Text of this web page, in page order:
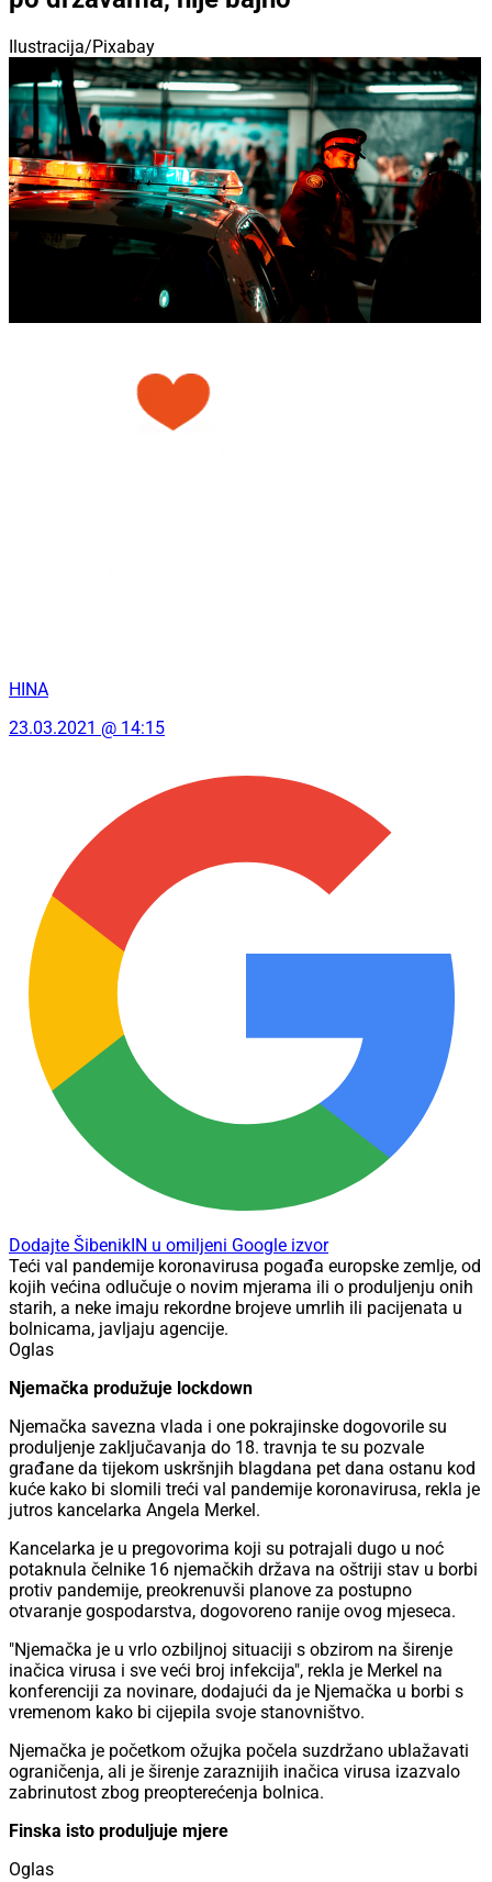
Ilustracija/Pixabay
HINA
23.03.2021 @ 14:15
Dodajte ŠibenikIN u omiljeni Google izvor
Teći val pandemije koronavirusa pogađa europske zemlje, od
kojih većina odlučuje o novim mjerama ili o produljenju onih
starih, a neke imaju rekordne brojeve umrlih ili pacijenata u
bolnicama, javljaju agencije.
Oglas
Njemačka produžuje lockdown
Njemačka savezna vlada i one pokrajinske dogovorile su
produljenje zaključavanja do 18. travnja te su pozvale
građane da tijekom uskršnjih blagdana pet dana ostanu kod
kuće kako bi slomili treći val pandemije koronavirusa, rekla je
jutros kancelarka Angela Merkel.
Kancelarka je u pregovorima koji su potrajali dugo u noć
potaknula čelnike 16 njemačkih država na oštriji stav u borbi
protiv pandemije, preokrenuvši planove za postupno
otvaranje gospodarstva, dogovoreno ranije ovog mjeseca.
"Njemačka je u vrlo ozbiljnoj situaciji s obzirom na širenje
inačica virusa i sve veći broj infekcija", rekla je Merkel na
konferenciji za novinare, dodajući da je Njemačka u borbi s
vremenom kako bi cijepila svoje stanovništvo.
Njemačka je početkom ožujka počela suzdržano ublažavati
ograničenja, ali je širenje zaraznijih inačica virusa izazvalo
zabrinutost zbog preopterećenja bolnica.
Finska isto produljuje mjere
Oglas